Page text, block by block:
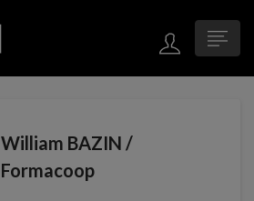
William BAZIN /
Formacoop